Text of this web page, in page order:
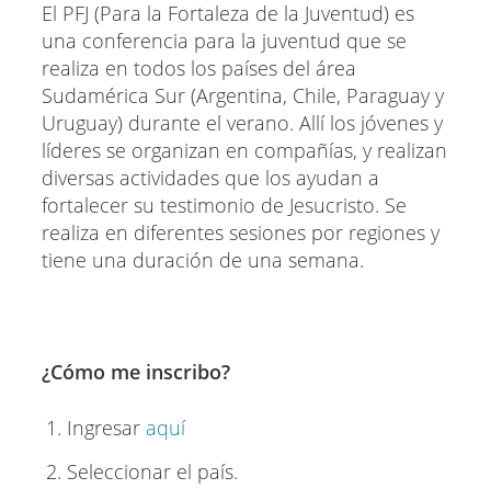
El PFJ (Para la Fortaleza de la Juventud) es
una conferencia para la juventud que se
realiza en todos los países del área
Sudamérica Sur (Argentina, Chile, Paraguay y
Uruguay) durante el verano. Allí los jóvenes y
líderes se organizan en compañías, y realizan
diversas actividades que los ayudan a
fortalecer su testimonio de Jesucristo. Se
realiza en diferentes sesiones por regiones y
tiene una duración de una semana.
¿Cómo me inscribo?
Ingresar aquí
Seleccionar el país.